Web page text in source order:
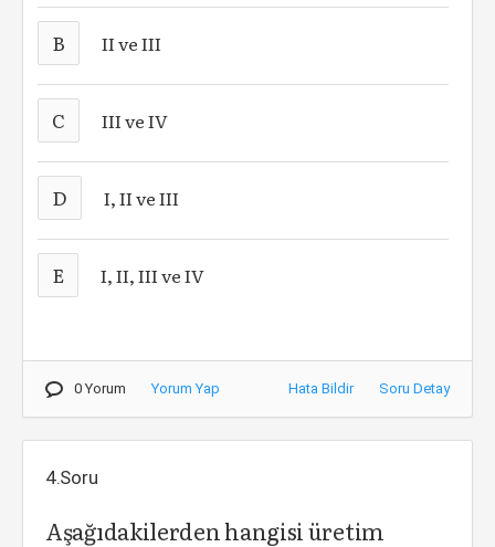
B II ve III
C III ve IV
D I, II ve III
E I, II, III ve IV
0 Yorum Yorum Yap Hata Bildir Soru Detay
4.Soru
Aşağıdakilerden hangisi üretim